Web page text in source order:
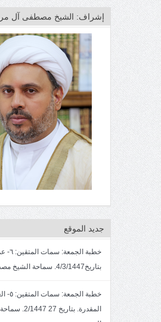
إشراف: الشيخ مصطفى آل
جديد الموقع
خطبة
بتاريخ4/3/1447. سماحة الشيخ مصطفى المرهون
خطبة
المقدرة.